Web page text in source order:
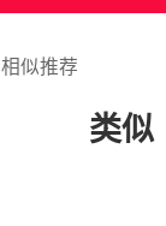
相似推荐
类似